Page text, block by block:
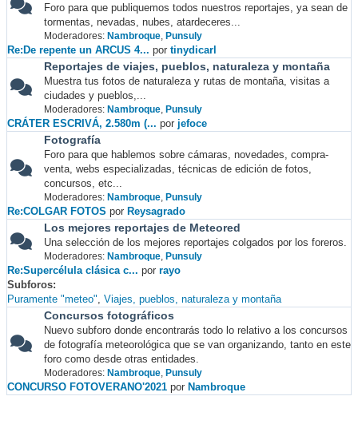
Foro para que publiquemos todos nuestros reportajes, ya sean de
tormentas, nevadas, nubes, atardeceres...
Moderadores: Nambroque, Punsuly
Re:De repente un ARCUS 4... por tinydicarl
Reportajes de viajes, pueblos, naturaleza y montaña
Muestra tus fotos de naturaleza y rutas de montaña, visitas a
ciudades y pueblos,...
Moderadores: Nambroque, Punsuly
CRÁTER ESCRIVÁ, 2.580m (... por jefoce
Fotografía
Foro para que hablemos sobre cámaras, novedades, compra-
venta, webs especializadas, técnicas de edición de fotos,
concursos, etc...
Moderadores: Nambroque, Punsuly
Re:COLGAR FOTOS por Reysagrado
Los mejores reportajes de Meteored
Una selección de los mejores reportajes colgados por los foreros.
Moderadores: Nambroque, Punsuly
Re:Supercélula clásica c... por rayo
Subforos
Puramente "meteo" Viajes, pueblos, naturaleza y montaña
Concursos fotográficos
Nuevo subforo donde encontrarás todo lo relativo a los concursos
de fotografía meteorológica que se van organizando, tanto en este
foro como desde otras entidades.
Moderadores: Nambroque, Punsuly
CONCURSO FOTOVERANO'2021 por Nambroque